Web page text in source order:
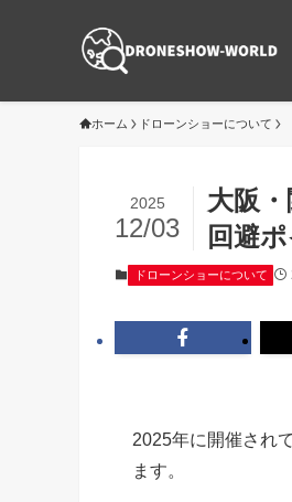
ホーム ドローンショーについて
大阪
回避
2025
12/03
ドローンショーについて
2025年に開催され
ます。